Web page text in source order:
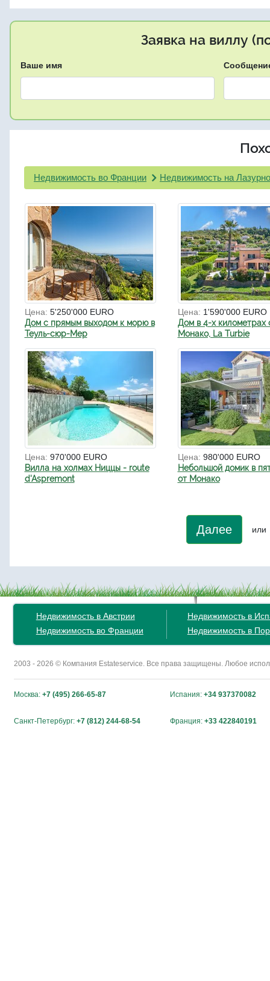
Заявка на виллу
Ваше имя
Недвижимость во Франции Недвижимость на
Цена: 5'250'000 EURO
Дом с прямым выходом к морю в
Теуль-сюр-Мер
Цена: 1'590'000 EURO
Дом в 4-х километрах
Монако, La Turbie
Цена: 970'000 EURO
Вилла на холмах Ниццы - route
d'Aspremont
Цена: 980'000 EURO
Небольшой домик в
от Монако
Далее или
Недвижимость в Австрии
Недвижимость во Франции
Недвижимость в
Недвижимость в
2003 - 2026 © Компания Estateservice. Все права защищены. Любое
Москва: +7 (495) 266-65-87 Испания: +34 937370082
Санкт-Петербург: +7 (812) 244-68-54 Франция: +33 422840191